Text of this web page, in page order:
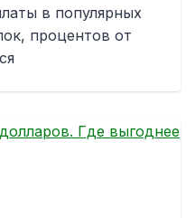
в популярных
процентов от